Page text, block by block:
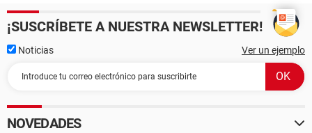
¡SUSCRÍBETE A NUESTRA NEWSLETTER!
Noticias Ver un ejemplo
NOVEDADES